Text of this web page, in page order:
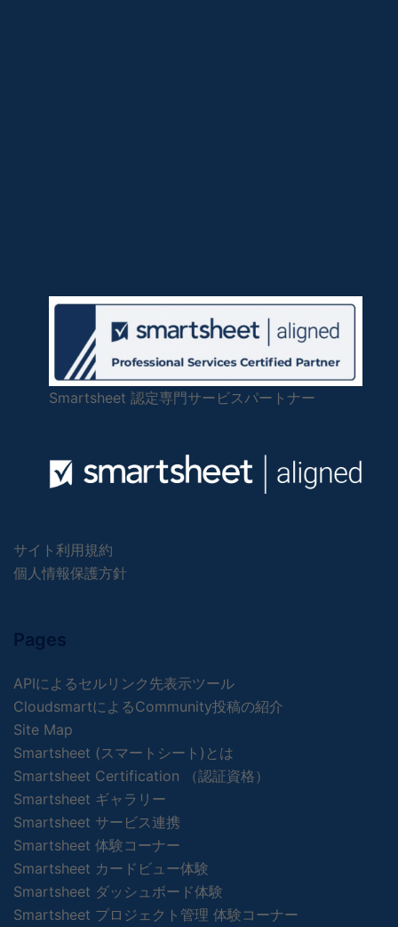
Smartsheet 認定専門サービスパートナー
サイト利用規約
個人情報保護方針
Pages
APIによるセルリンク先表示ツール
CloudsmartによるCommunity投稿の紹介
Site Map
Smartsheet (スマートシート)とは
Smartsheet Certification （認証資格）
Smartsheet ギャラリー
Smartsheet サービス連携
Smartsheet 体験コーナー
Smartsheet カードビュー体験
Smartsheet ダッシュボード体験
Smartsheet プロジェクト管理 体験コーナー